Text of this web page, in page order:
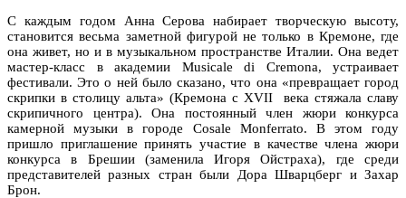
С каждым годом Анна Серова набирает творческую высоту,
становится весьма заметной фигурой не только в Кремоне, где
она живет, но и в музыкальном пространстве Италии. Она ведет
мастер-класс в академии Musicale di Cremona, устраивает
фестивали. Это о ней было сказано, что она «превращает город
скрипки в столицу альта» (Кремона с XVII века стяжала славу
скрипичного центра). Она постоянный член жюри конкурса
камерной музыки в городе Cosale Monferrato. В этом году
пришло приглашение принять участие в качестве члена жюри
конкурса в Брешии (заменила Игоря Ойстраха), где среди
представителей разных стран были Дора Шварцберг и Захар
Брон.